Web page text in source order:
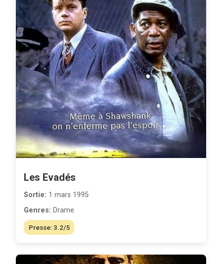
Les Evadés
Sortie: 1 mars 1995
Genres: Drame
Presse: 3.2/5